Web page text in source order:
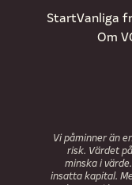
StartVanliga
Om
Vi påminner än
risk. Värdet
minska i
insatta kapital.